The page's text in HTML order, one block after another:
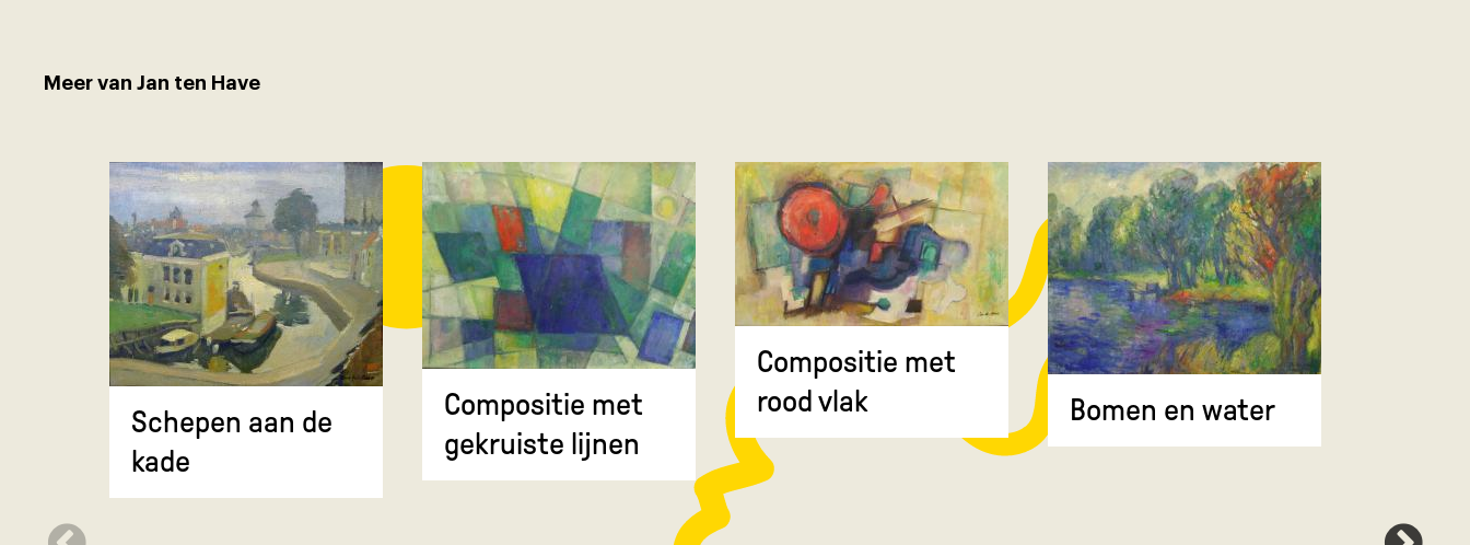
Meer van Jan ten Have
Schepen aan de
kade
Compositie met
gekruiste lijnen
Compositie met
rood vlak
Bomen en water